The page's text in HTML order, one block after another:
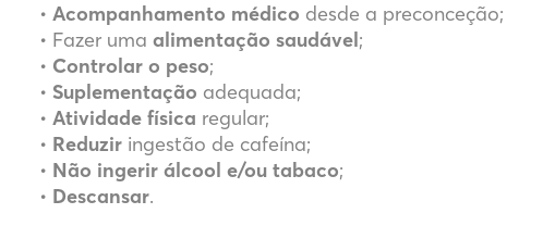
• Acompanhamento médico desde a preconceção;
• Fazer uma alimentação saudável;
• Controlar o peso;
• Suplementação adequada;
• Atividade física regular;
• Reduzir ingestão de cafeína;
• Não ingerir álcool e/ou tabaco;
• Descansar.